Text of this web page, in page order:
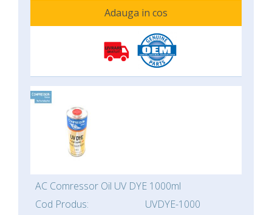
Adauga in cos
AC Comressor Oil UV DYE 1000ml
Cod Produs:
UVDYE-1000